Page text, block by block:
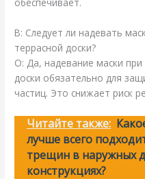
В: Следует ли надевать
террасной доски?
О: Да, надевание маски
доски обязательно для
частиц. Это снижает риск
Читайте также:
лучше всего
трещин в наружных
конструкциях?